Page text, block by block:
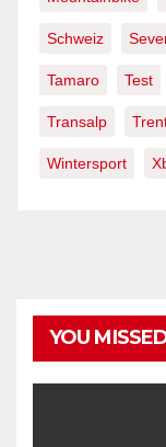
Schweiz
Tamaro Test
Transalp
Wintersport
YOU